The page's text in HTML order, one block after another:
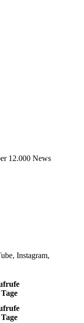
12.000 News
Instagram,